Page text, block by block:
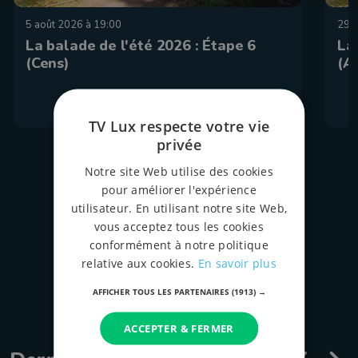
5 août 2026 à 19:00
La balade de l'été 2026 : Étape 6
(Cens)
29
tous les épispodes
TV Lux respecte votre vie
privée
Notre site Web utilise des cookies
pour améliorer l'expérience
utilisateur. En utilisant notre site Web,
vous acceptez tous les cookies
conformément à notre politique
relative aux cookies. En savoir plus
AFFICHER TOUS LES PARTENAIRES (1913) →
ACCEPTER & FERMER